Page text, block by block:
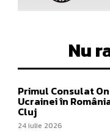
Nu
Primul Consulat
Ucrainei în
Cluj
24 iulie 2026